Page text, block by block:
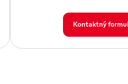
Kontaktný